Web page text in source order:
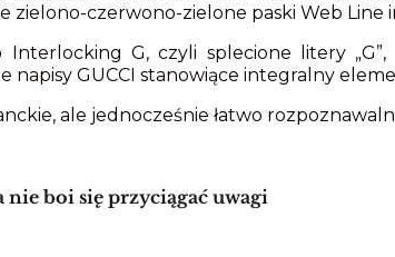
zielono-czerwono-zielone paski Web
G, czyli splecione litery
napisy GUCCI stanowiące integralny
ale jednocześnie łatwo
boi się przyciągać uwagi